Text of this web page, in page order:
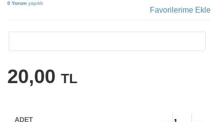
0 Yorum yapıldı
Favorilerime Ekle
20,00 TL